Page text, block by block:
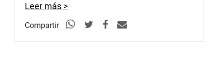
Leer más >
Compartir